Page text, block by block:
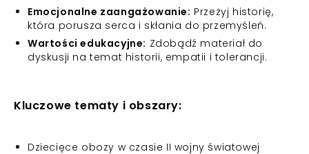
Emocjonalne zaangażowanie: Przeżyj historię,
która porusza serca i skłania do przemyśleń.
Wartości edukacyjne: Zdobądź materiał do
dyskusji na temat historii, empatii i tolerancji.
Kluczowe tematy i obszary:
Dziecięce obozy w czasie II wojny światowej